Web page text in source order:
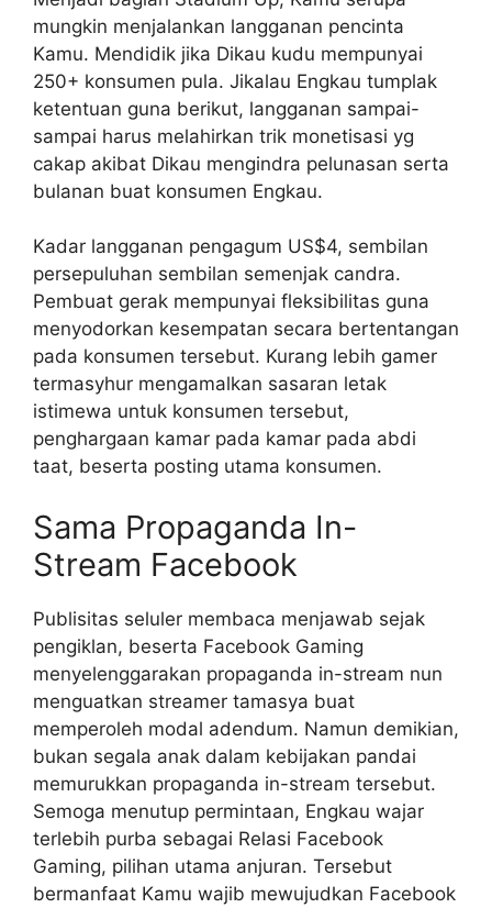
mungkin menjalankan langganan pencinta
Kamu. Mendidik jika Dikau kudu mempunyai
250+ konsumen pula. Jikalau Engkau tumplak
ketentuan guna berikut, langganan sampai-
sampai harus melahirkan trik monetisasi yg
cakap akibat Dikau mengindra pelunasan serta
bulanan buat konsumen Engkau.
Kadar langganan pengagum US$4, sembilan
persepuluhan sembilan semenjak candra.
Pembuat gerak mempunyai fleksibilitas guna
menyodorkan kesempatan secara bertentangan
pada konsumen tersebut. Kurang lebih gamer
termasyhur mengamalkan sasaran letak
istimewa untuk konsumen tersebut,
penghargaan kamar pada kamar pada abdi
taat, beserta posting utama konsumen.
Sama Propaganda In-
Stream Facebook
Publisitas seluler membaca menjawab sejak
pengiklan, beserta Facebook Gaming
menyelenggarakan propaganda in-stream nun
menguatkan streamer tamasya buat
memperoleh modal adendum. Namun demikian,
bukan segala anak dalam kebijakan pandai
memurukkan propaganda in-stream tersebut.
Semoga menutup permintaan, Engkau wajar
terlebih purba sebagai Relasi Facebook
Gaming, pilihan utama anjuran. Tersebut
bermanfaat Kamu wajib mewujudkan Facebook